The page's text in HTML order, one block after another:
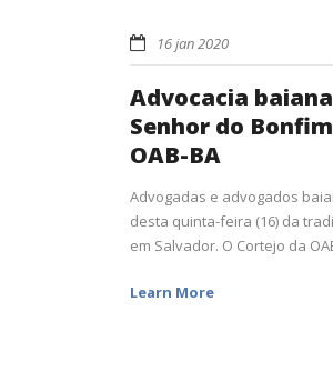
16 jan 2020
Advocacia
Senhor do
OAB-BA
Advogadas e advogados
desta quinta-feira (16) da
em Salvador. O Cortejo da
Learn More